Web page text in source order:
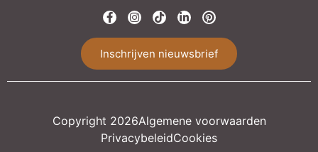
Inschrijven nieuwsbrief
Copyright 2026Algemene voorwaarden
PrivacybeleidCookies